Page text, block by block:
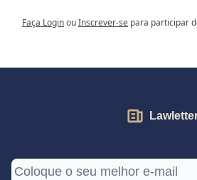
Faça LoginouInscrever-se para participar